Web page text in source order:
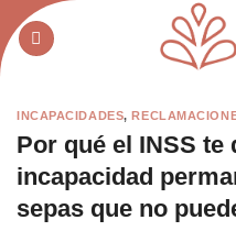
Saltar
al
contenido
INCAPACIDADES,
Por qué el INSS te
incapacidad
sepas que no